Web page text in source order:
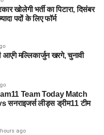
खोलेगी भर्ती का पिटारा, दिसंबर
पदों के लिए फॉर्म
आएंगे मल्लिकार्जुन खरगे, चुनावी
Team Today Match
सनराइजर्स लीड्स ड्रीम11 टीम
ago